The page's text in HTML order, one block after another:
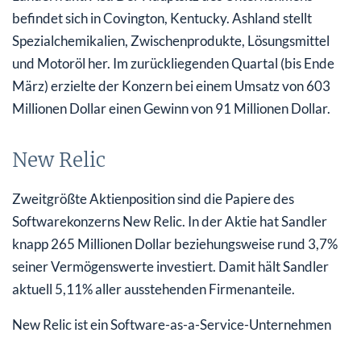
befindet sich in Covington, Kentucky. Ashland stellt
Spezialchemikalien, Zwischenprodukte, Lösungsmittel
und Motoröl her. Im zurückliegenden Quartal (bis Ende
März) erzielte der Konzern bei einem Umsatz von 603
Millionen Dollar einen Gewinn von 91 Millionen Dollar.
New Relic
Zweitgrößte Aktienposition sind die Papiere des
Softwarekonzerns New Relic. In der Aktie hat Sandler
knapp 265 Millionen Dollar beziehungsweise rund 3,7%
seiner Vermögenswerte investiert. Damit hält Sandler
aktuell 5,11% aller ausstehenden Firmenanteile.
New Relic ist ein Software-as-a-Service-Unternehmen